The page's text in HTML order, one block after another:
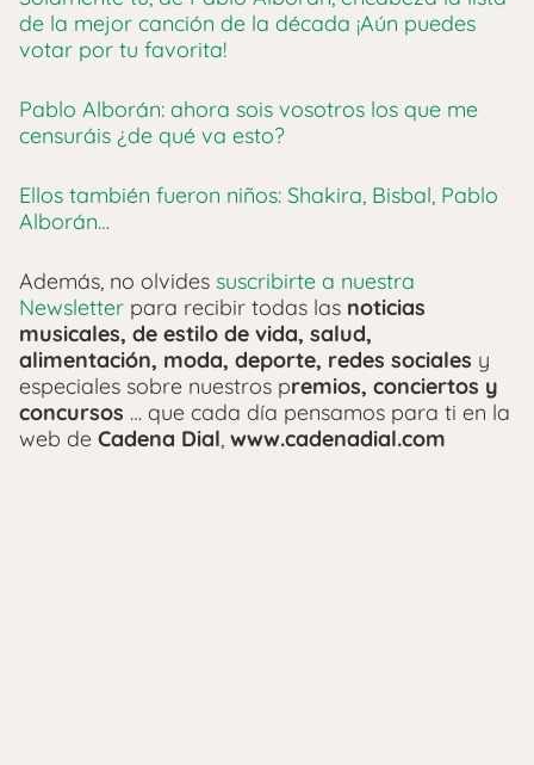
de la mejor canción de la década ¡Aún puedes
votar por tu favorita!
Pablo Alborán: ahora sois vosotros los que me
censuráis ¿de qué va esto?
Ellos también fueron niños: Shakira, Bisbal, Pablo
Alborán…
Además, no olvides suscribirte a nuestra
Newsletter para recibir todas las noticias
musicales, de estilo de vida, salud,
alimentación, moda, deporte, redes sociales y
especiales sobre nuestros premios, conciertos y
concursos … que cada día pensamos para ti en la
web de Cadena Dial, www.cadenadial.com